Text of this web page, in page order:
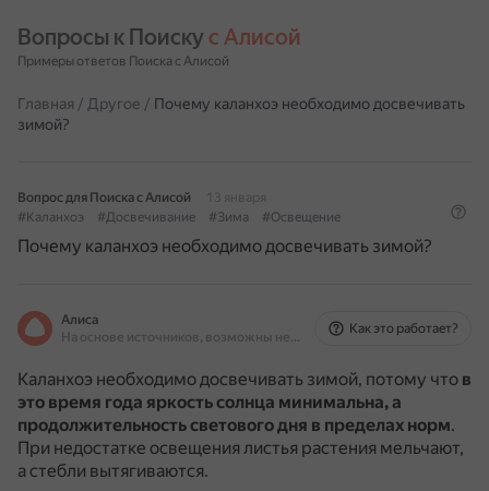
Вопросы к Поиску с Алисой
Примеры ответов Поиска с Алисой
Главная / Другое / Почему каланхоэ необходимо досвечивать
зимой?
Вопрос для Поиска с Алисой
13 января
#Каланхоэ
#Досвечивание #Зима #Освещение
Почему каланхоэ необходимо досвечивать зимой?
Алиса
На основе источников, возможны неточности
Как это работает?
Каланхоэ необходимо досвечивать зимой, потому что в
это время года яркость солнца минимальна, а
продолжительность светового дня в пределах норм.
При недостатке освещения листья растения мельчают,
а стебли вытягиваются.